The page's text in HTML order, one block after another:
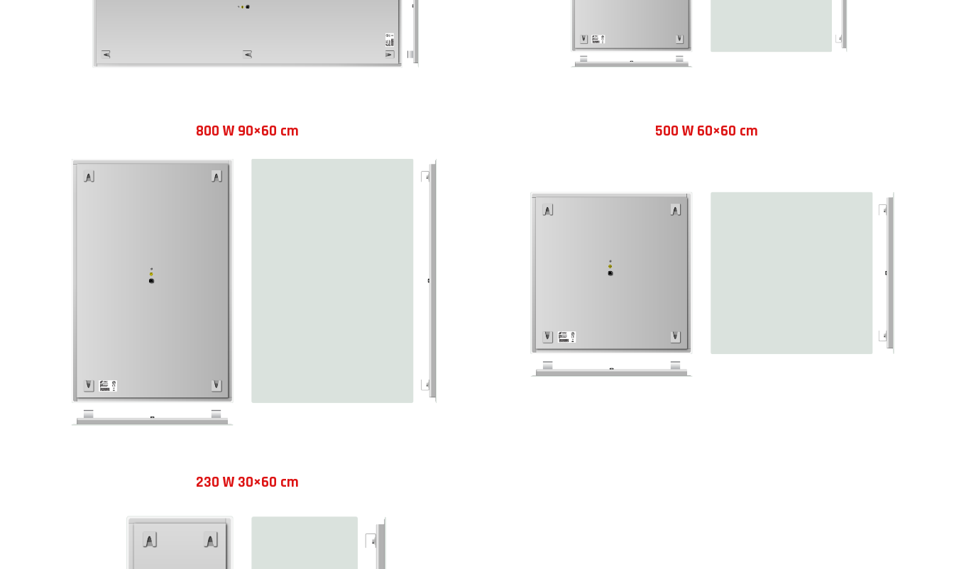
800 W 90×60 cm 500 W 60×60 cm
230 W 30×60 cm